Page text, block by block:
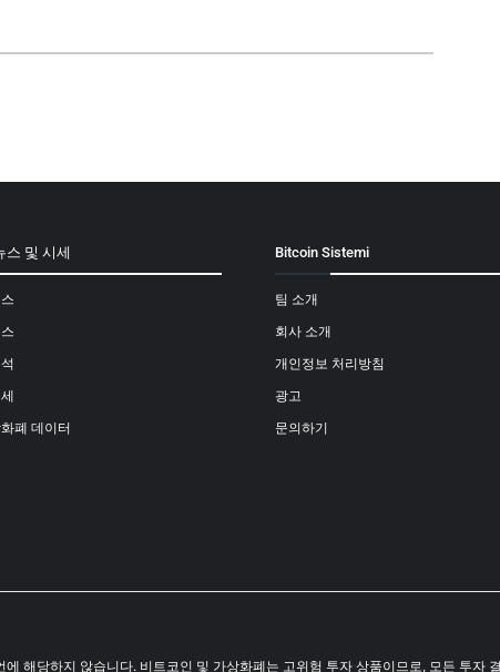
스 및 시세
폐 데이터
Bitcoin Sistemi
팀 소개
회사 소개
개인정보 처리방침
광고
문의하기
해당하지 않습니다. 비트코인 및 가상화폐는 고위험 투자 상품이므로, 모든 투자